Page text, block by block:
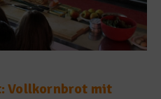
Vollkornbrot mit